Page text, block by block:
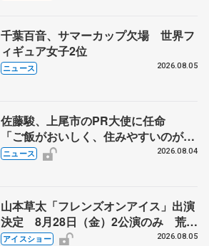
千葉百音、サマーカップ欠場 世界フ
ィギュア女子2位
ニュース 2026.08.05
佐藤駿、上尾市のPR大使に任命
「ご飯がおいしく、住みやすいのが魅
力」
ニュース 2026.08.04
山本草太「フレンズオンアイス」出演
決定 8月28日（金）2公演のみ 荒川
静香さんプロデュース、20周年のアイ
アイスショー 2026.08.05